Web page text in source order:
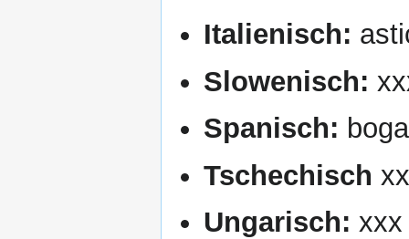
Italienisch:
Slowenisch:
Spanisch:
Tschechisch
Ungarisch: xxx